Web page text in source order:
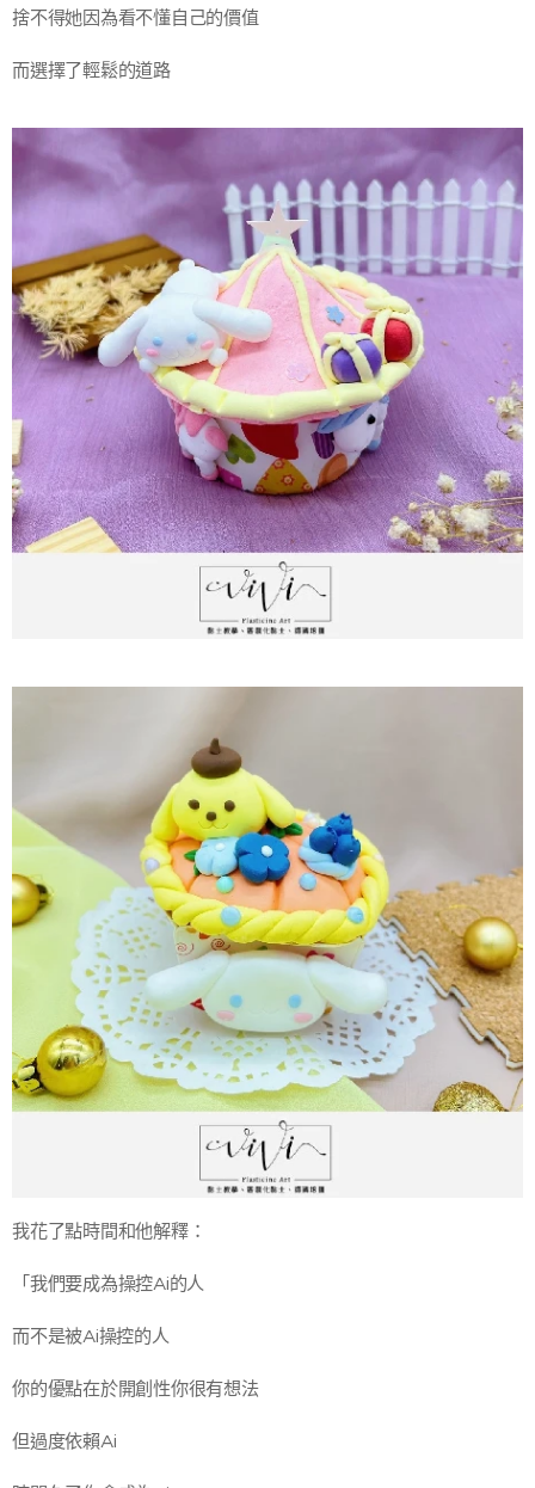
捨不得她因為看不懂自己的價值
而選擇了輕鬆的道路
我花了點時間和他解釋：
「我們要成為操控Ai的人
而不是被Ai操控的人
你的優點在於開創性你很有想法
但過度依賴Ai